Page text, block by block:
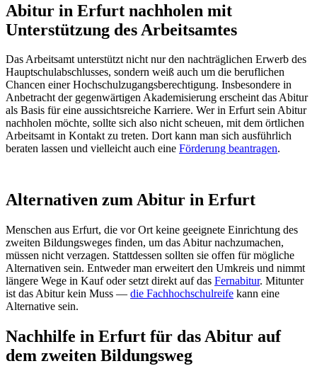
Abitur in Erfurt nachholen mit
Unterstützung des Arbeitsamtes
Das Arbeitsamt unterstützt nicht nur den nachträglichen Erwerb des
Hauptschulabschlusses, sondern weiß auch um die beruflichen
Chancen einer Hochschulzugangsberechtigung. Insbesondere in
Anbetracht der gegenwärtigen Akademisierung erscheint das Abitur
als Basis für eine aussichtsreiche Karriere. Wer in Erfurt sein Abitur
nachholen möchte, sollte sich also nicht scheuen, mit dem örtlichen
Arbeitsamt in Kontakt zu treten. Dort kann man sich ausführlich
beraten lassen und vielleicht auch eine Förderung beantragen.
Alternativen zum Abitur in Erfurt
Menschen aus Erfurt, die vor Ort keine geeignete Einrichtung des
zweiten Bildungsweges finden, um das Abitur nachzumachen,
müssen nicht verzagen. Stattdessen sollten sie offen für mögliche
Alternativen sein. Entweder man erweitert den Umkreis und nimmt
längere Wege in Kauf oder setzt direkt auf das Fernabitur. Mitunter
ist das Abitur kein Muss — die Fachhochschulreife kann eine
Alternative sein.
Nachhilfe in Erfurt für das Abitur auf
dem zweiten Bildungsweg